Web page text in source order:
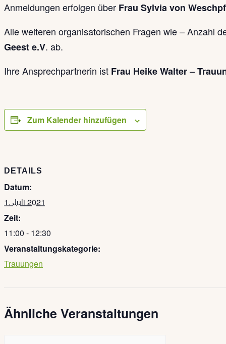
Anmeldungen erfolgen über Frau Sylvia von
Alle weiteren organisatorischen Fragen wie – Anzahl
Geest e.V. ab.
Ihre Ansprechpartnerin ist Frau Heike Walter–
Zum Kalender hinzufügen
DETAILS
Datum:
1. Juli 2021
Zeit:
11:00 - 12:30
Veranstaltungskategorie:
Trauungen
Ähnliche Veranstaltungen